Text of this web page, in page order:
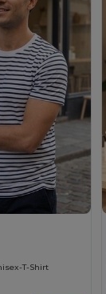
T-Shirt